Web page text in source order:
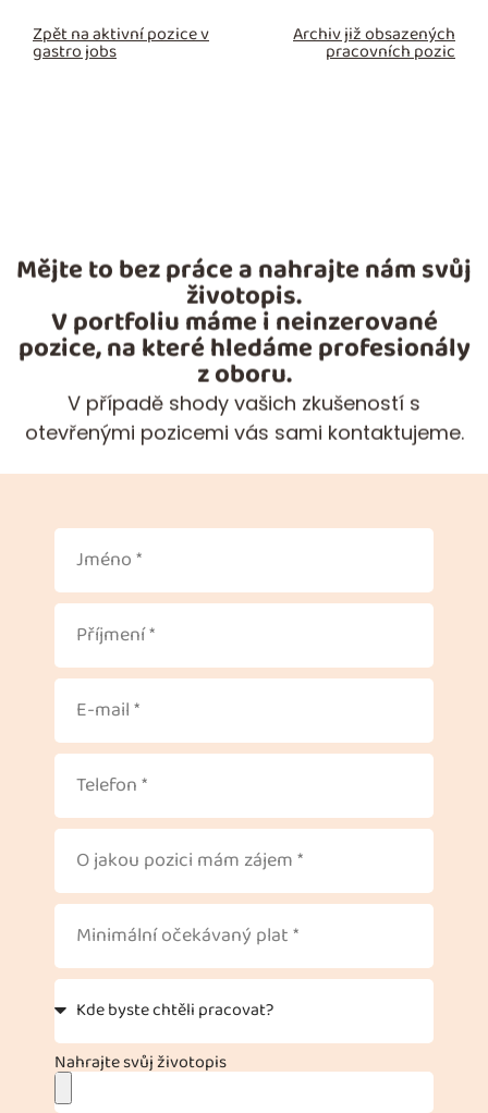
Zpět na aktivní pozice v
gastro jobs
Archiv již obsazených
pracovních pozic
Mějte to bez práce a nahrajte nám svůj
životopis.
V portfoliu máme i neinzerované
pozice, na které hledáme profesionály
z oboru.
V případě shody vašich zkušeností s
otevřenými pozicemi vás sami kontaktujeme.
Nahrajte svůj životopis